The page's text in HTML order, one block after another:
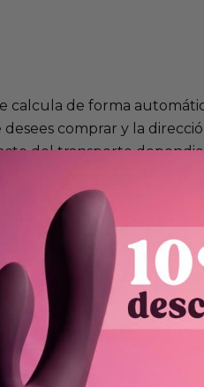
calcula de forma
comprar y la
del transporte
son expedidos el
las 13:00 horas y en días
que vendemos